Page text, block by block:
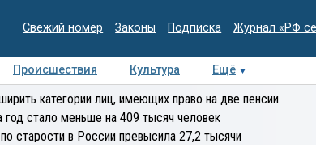
Свежий номер Законы Подписка Журнал «РФ
Происшествия Культура
Ещё
Интервью Колумнисты
категории лиц, имеющих право на две пенсии
год стало меньше на 409 тысяч человек
старости в России превысила 27,2 тысячи